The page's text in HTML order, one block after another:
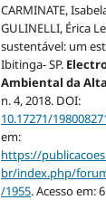
CARMINATE,
GULINELLI, Érica
sustentável: um
Ibitinga- SP.
Ambiental da
n. 4, 2018. DOI:
10.17271/
em:
https://
br/index.php/
/1955. Acesso em: